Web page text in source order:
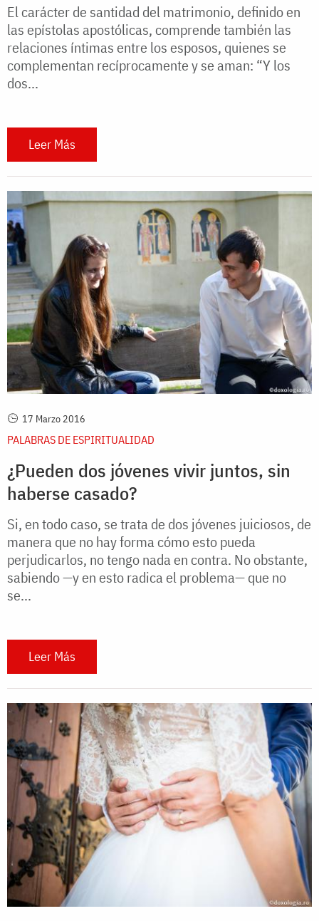
El carácter de santidad del matrimonio, definido en
las epístolas apostólicas, comprende también las
relaciones íntimas entre los esposos, quienes se
complementan recíprocamente y se aman: “Y los
dos...
Leer Más
17 Marzo 2016
PALABRAS DE ESPIRITUALIDAD
¿Pueden dos jóvenes vivir juntos, sin
haberse casado?
Si, en todo caso, se trata de dos jóvenes juiciosos, de
manera que no hay forma cómo esto pueda
perjudicarlos, no tengo nada en contra. No obstante,
sabiendo —y en esto radica el problema— que no
se...
Leer Más